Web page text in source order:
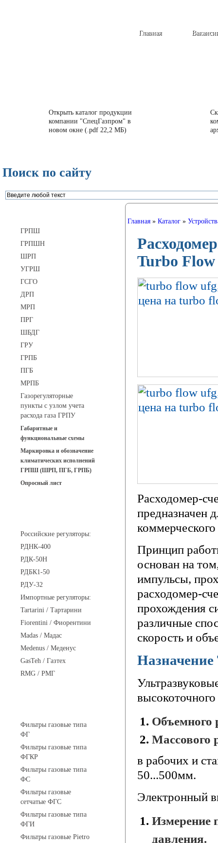
Главная
Открыть каталог продукции
компании "СпецГазпром" в
новом окне (.pdf 22,2 МБ)
Поиск по сайту
ГРПШ
ГРПШН
ШРП
УГРШ
ГСГО
ДРП
МРП
ПРГ
ШБДГ
ГРУ
ГРПБ
ПГБ
МРПБ
Газорегуляторные
пункты с узлом учета
расхода газа ГРПУ
Габаритные и
функциональные схемы
Маркировка и обозначение
климатических исполнений
ГРПШ (ШРП, ПГБ, ГРПБ)
Опросный лист
Российские регуляторы:
РДНК-400
РДК-50Н
РДБК1-50
РДУ-32
Импортные регуляторы:
Tartarini / Тартарини
Fiorentini / Фиорентини
Madas / Мадас
Medenus / Меденус
GasTeh / Газтех
RMG / РМГ
Фильтры газовые типа
ФГ
Фильтры газовые типа
ФГКР
Фильтры газовые типа
ФС
Фильтры газовые
сетчатые ФГС
Фильтры газовые типа
ФГИ
Фильтры газовые Pietro
Главная » Каталог »
Turbo
Расходомер-
предназначен
коммерческого
Принцип
основан на
импульсы,
расходомер-
прохождения
различные
скорость и
Объемного
Массового
в рабочих и
50...500мм.
Электронный
Измерение
давления.